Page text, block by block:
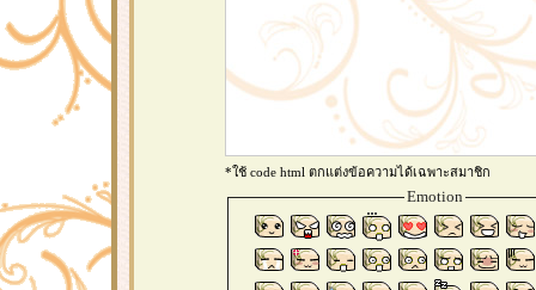
*ใช้ code html ตกแต่งข้อความได้เฉพาะสมาชิก
Emotion